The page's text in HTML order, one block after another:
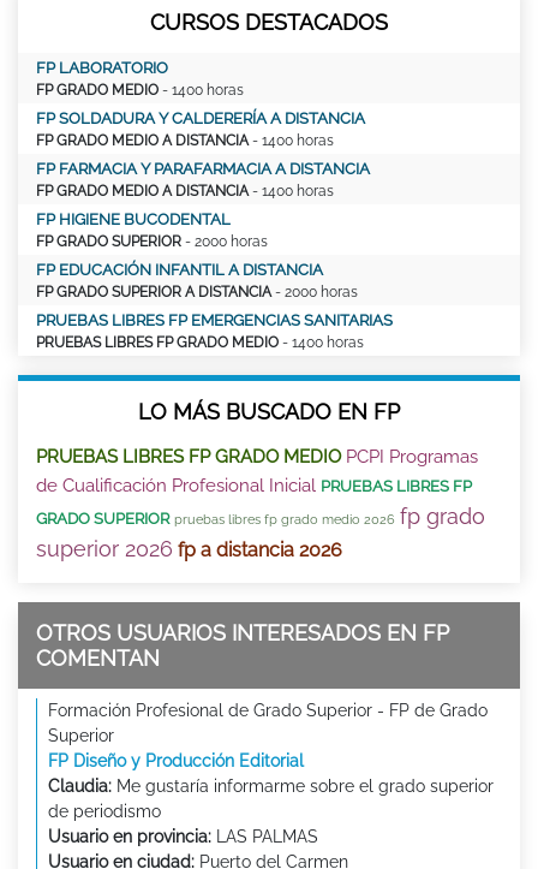
CURSOS DESTACADOS
FP LABORATORIO
FP GRADO MEDIO - 1400 horas
FP SOLDADURA Y CALDERERÍA A DISTANCIA
FP GRADO MEDIO A DISTANCIA - 1400 horas
FP FARMACIA Y PARAFARMACIA A DISTANCIA
FP GRADO MEDIO A DISTANCIA - 1400 horas
FP HIGIENE BUCODENTAL
FP GRADO SUPERIOR - 2000 horas
FP EDUCACIÓN INFANTIL A DISTANCIA
FP GRADO SUPERIOR A DISTANCIA - 2000 horas
PRUEBAS LIBRES FP EMERGENCIAS SANITARIAS
PRUEBAS LIBRES FP GRADO MEDIO - 1400 horas
LO MÁS BUSCADO EN FP
PRUEBAS LIBRES FP GRADO MEDIO PCPI Programas
de Cualificación Profesional Inicial PRUEBAS LIBRES FP
GRADO SUPERIOR pruebas libres fp grado medio 2026 fp grado
superior 2026 fp a distancia 2026
OTROS USUARIOS INTERESADOS EN FP
COMENTAN
Formación Profesional de Grado Superior - FP de Grado
Superior
FP Diseño y Producción Editorial
Claudia: Me gustaría informarme sobre el grado superior
de periodismo
Usuario en provincia: LAS PALMAS
Usuario en ciudad: Puerto del Carmen